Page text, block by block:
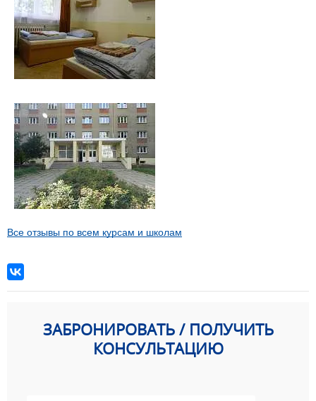
Все отзывы по всем курсам и школам
ЗАБРОНИРОВАТЬ / ПОЛУЧИТЬ
КОНСУЛЬТАЦИЮ